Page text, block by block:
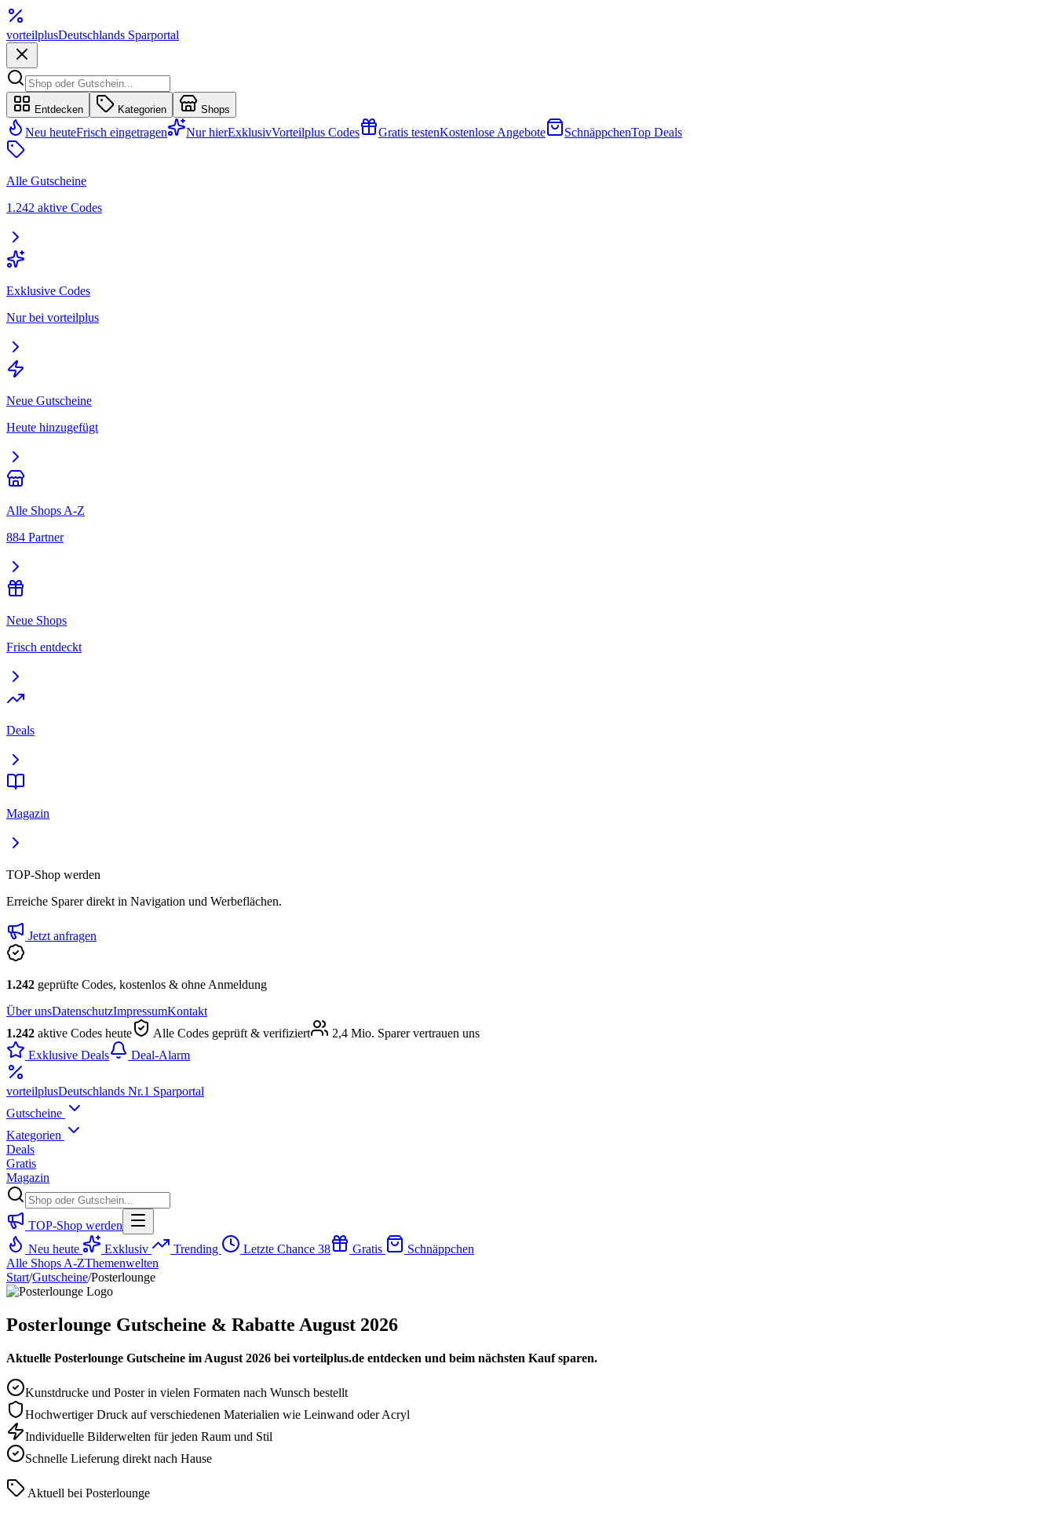
vorteilplusDeutschlands Sparportal
Entdecken Kategorien Shops
Neu heuteFrisch eingetragen Nur hierExklusivVorteilplus Codes Gratis testenKostenlose Angebote SchnäppchenTop Deals
Alle Gutscheine
1.242 aktive Codes
Exklusive Codes
Nur bei vorteilplus
Neue Gutscheine
Heute hinzugefügt
Alle Shops A-Z
884 Partner
Neue Shops
Frisch entdeckt
Deals
Magazin
TOP-Shop werden
Erreiche Sparer direkt in Navigation und Werbeflächen.
Jetzt anfragen
1.242 geprüfte Codes, kostenlos & ohne Anmeldung
Über unsDatenschutzImpressumKontakt
1.242 aktive Codes heute Alle Codes geprüft & verifiziert
2,4 Mio. Sparer vertrauen uns
Exklusive Deals
Deal-Alarm
vorteilplusDeutschlands Nr.1 Sparportal
Gutscheine
Kategorien
Deals
Gratis
Magazin
TOP-Shop werden
Neu heute
Exklusiv Trending Letzte Chance 38 Gratis
Schnäppchen
Alle Shops A-ZThemenwelten
Start/Gutscheine/Posterlounge
Posterlounge Gutscheine & Rabatte August 2026
Aktuelle Posterlounge Gutscheine im August 2026 bei vorteilplus.de entdecken und beim nächsten Kauf sparen.
Kunstdrucke und Poster in vielen Formaten nach Wunsch bestellt
Hochwertiger Druck auf verschiedenen Materialien wie Leinwand oder Acryl
Individuelle Bilderwelten für jeden Raum und Stil
Schnelle Lieferung direkt nach Hause
Aktuell bei Posterlounge